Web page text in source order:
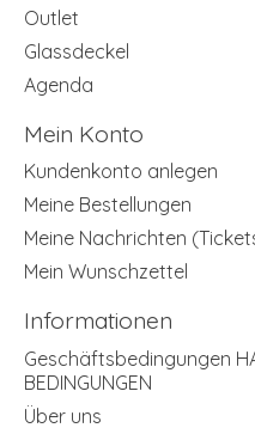
Outlet
Glassdeckel
Agenda
Mein Konto
Kundenkonto anlegen
Meine Bestellungen
Meine Nachrichten
Mein Wunschzettel
Informationen
Geschäftsbedingungen
BEDINGUNGEN
Über uns